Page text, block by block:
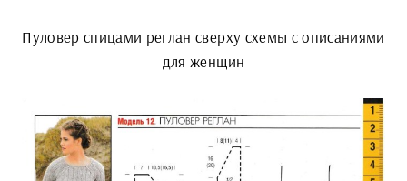
Пуловер спицами реглан сверху схемы с описаниями
для женщин